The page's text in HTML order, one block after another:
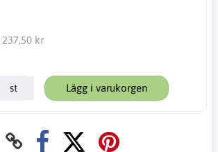
237,50 kr
st Lägg i varukorgen